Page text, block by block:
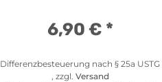
6,90 € *
Differenzbesteuerung nach § 25a USTG
, zzgl. Versand